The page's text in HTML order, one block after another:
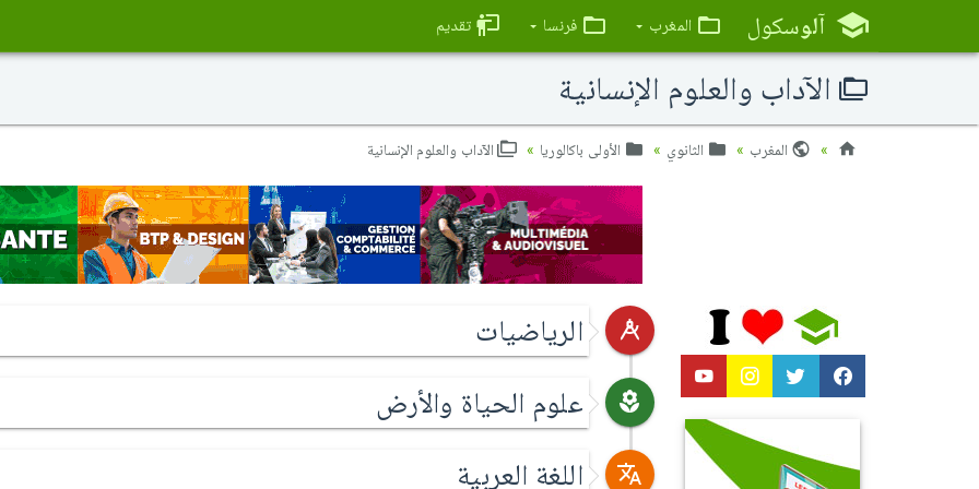
آلوسكول المغرب فرنسا تقديم
الآداب والعلوم الإنسانية
المغرب الثانوي الأولى باكالوريا الآداب والعلوم الإنسانية
الرياضيات
علوم الحياة والأرض
اللغة العربية